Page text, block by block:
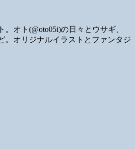
オト(@oto05i)の日々とウサギ、
。オリジナルイラストとファンタジ